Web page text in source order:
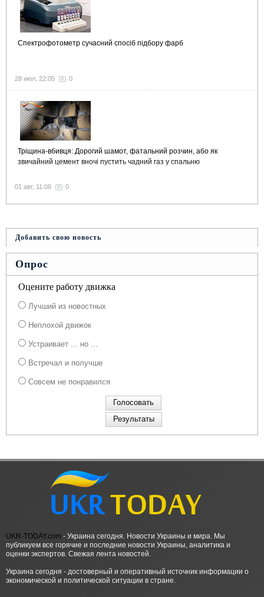
Спектрофотометр сучасний спосіб підбору фарб
28 июл, 22:05 0
Тріщина-вбивця: Дорогий шамот, фатальний розчин, або як
звичайний цемент вночі пустить чадний газ у спальню
01 авг, 11:08 0
Добавить свою новость
Опрос
Оцените работу движка
Лучший из новостных
Неплохой движок
Устраивает ... но ...
Встречал и получше
Совсем не понравился
UKR-TODAY.com - Украина сегодня. Новости Украины и мира. Мы
публикуем все горячие и последние новости Украины, аналитика и
оценки экспертов. Свежая лента новостей.
Украина сегодня - достоверный и оперативный источник информации о
экономической и политической ситуации в стране.